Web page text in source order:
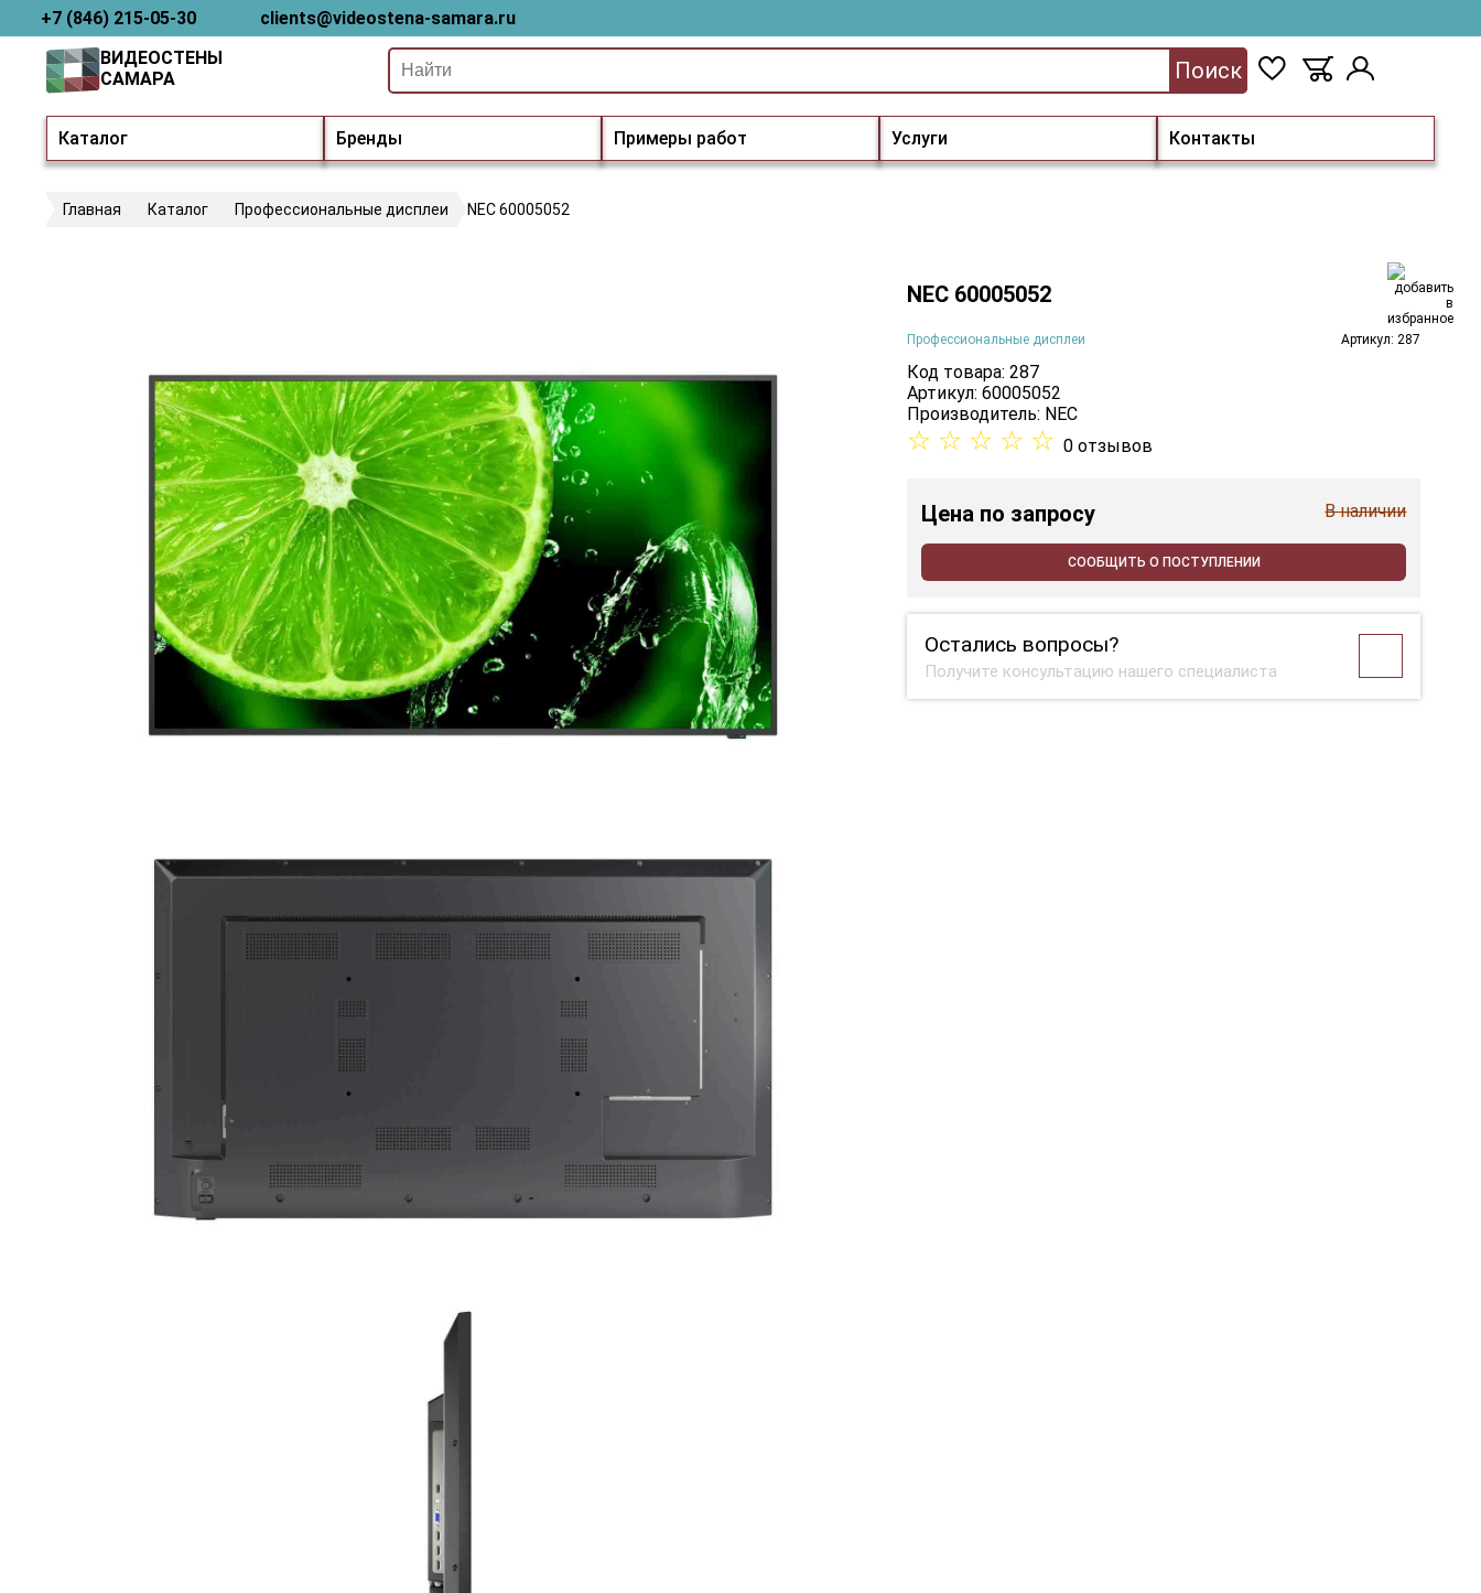
+7 (846) 215-05-30 clients@videostena-samara.ru
Каталог Бренды Примеры работ Услуги Контакты
ВИДЕОСТЕНЫ
САМАРА
Поиск
Главная Каталог Профессиональные дисплеи NEC 60005052
NEC 60005052
Профессиональные дисплеи Артикул: 287
Код товара: 287
Артикул: 60005052
Производитель: NEC
☆ ☆ ☆ ☆ ☆ 0 отзывов
Цена по запросу В наличии
СООБЩИТЬ О ПОСТУПЛЕНИИ
Остались вопросы?
Получите консультацию нашего специалиста